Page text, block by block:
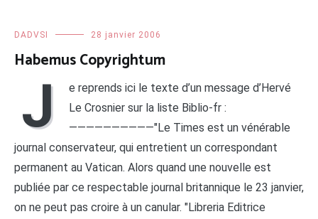
DADVSI 28 janvier 2006
Habemus Copyrightum
J
e reprends ici le texte d’un message d’Hervé
Le Crosnier sur la liste Biblio-fr :
——————————"Le Times est un vénérable
journal conservateur, qui entretient un correspondant
permanent au Vatican. Alors quand une nouvelle est
publiée par ce respectable journal britannique le 23 janvier,
on ne peut pas croire à un canular. "Libreria Editrice